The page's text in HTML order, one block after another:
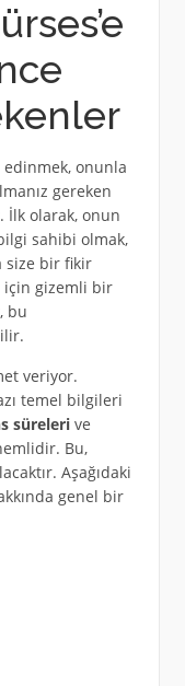
onunla
gereken
İlk olarak, onun
sahibi olmak,
size bir fikir
için gizemli bir
bu
veriyor.
temel bilgileri
sürelerive
Bu,
Aşağıdaki
genel bir